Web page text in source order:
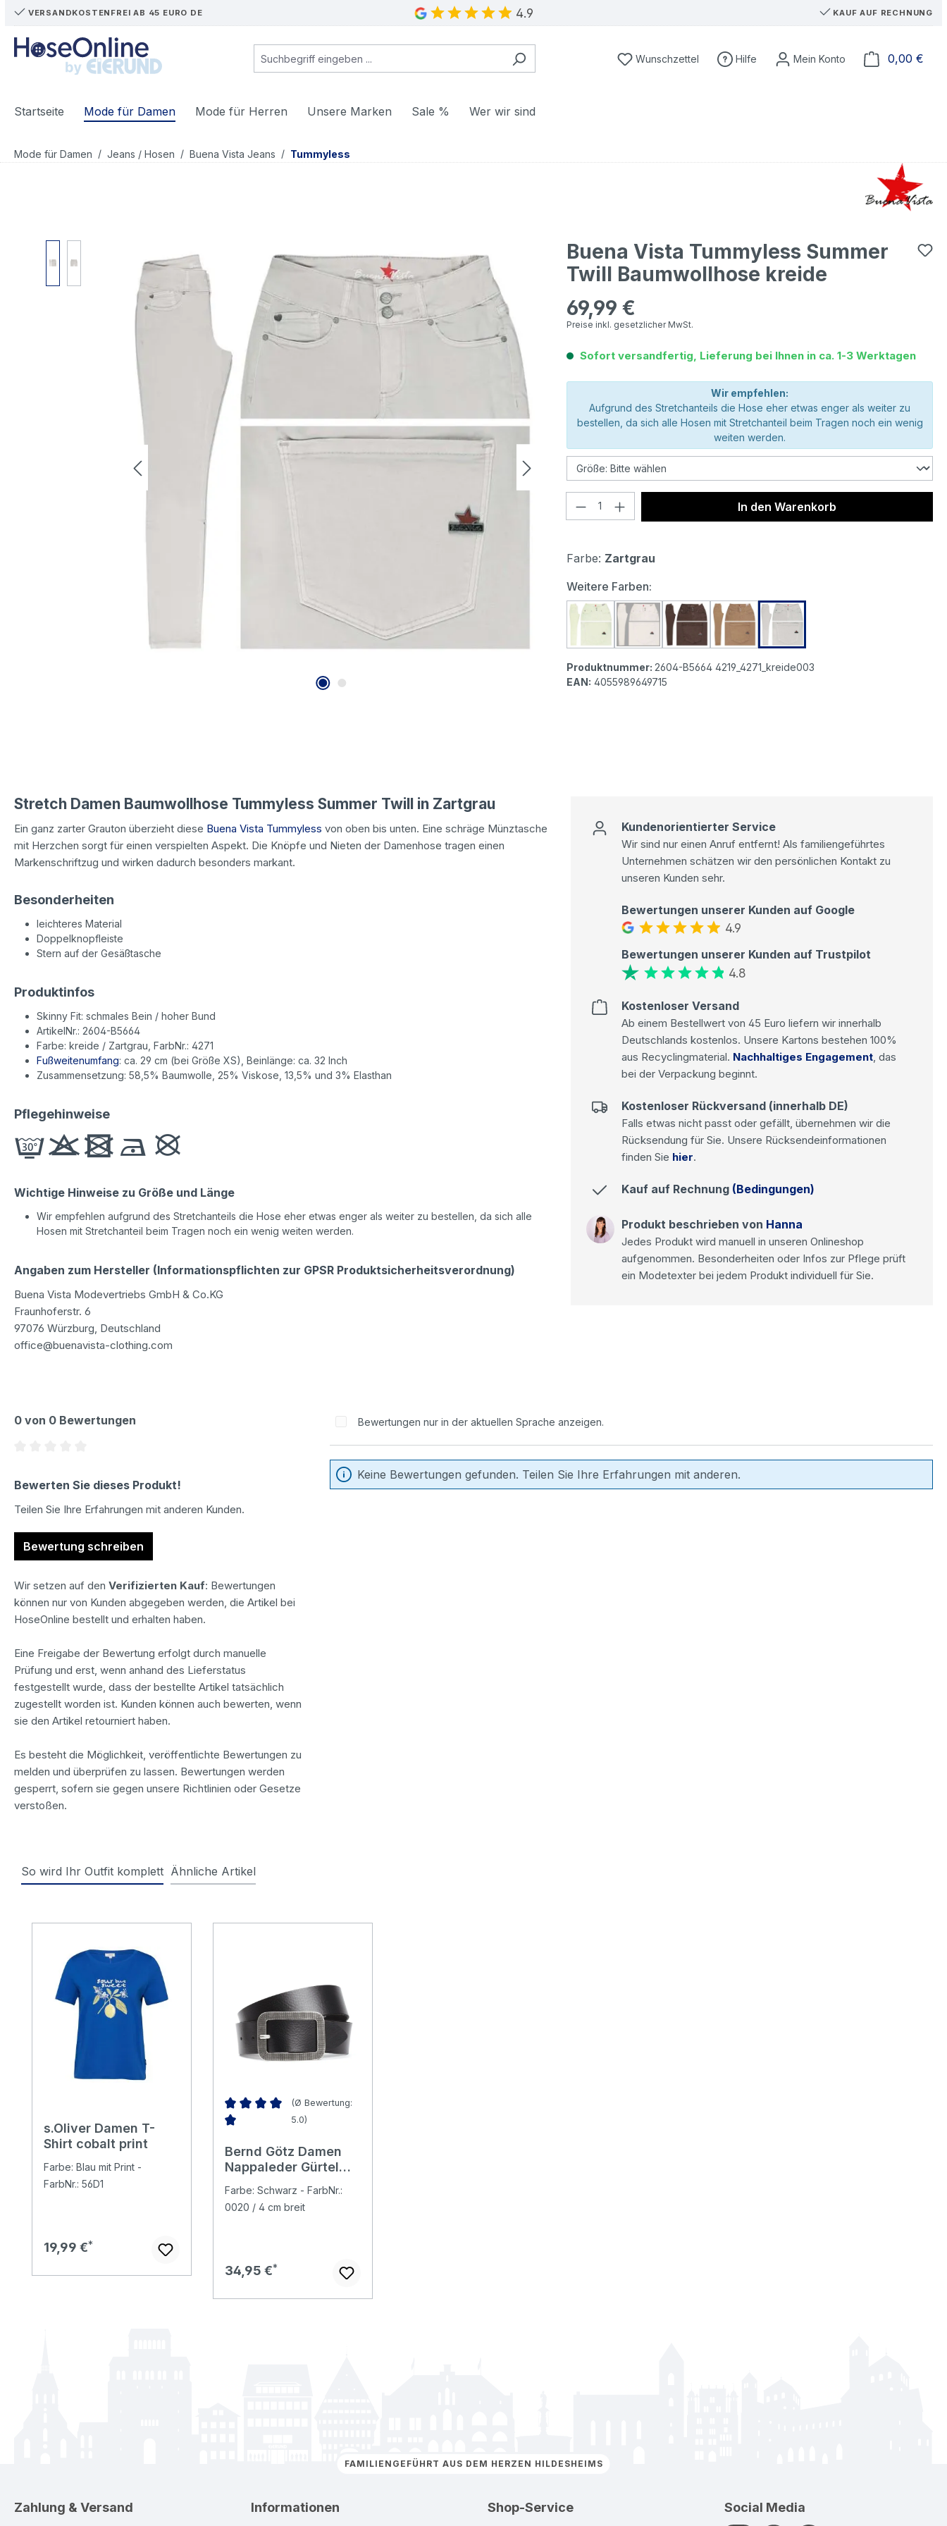
Hauptinhalt springen
Zur Suche springen
Zur Hauptnavigation springen
VERSANDKOSTENFREI AB 45 EURO DE 4.9 KAUF AUF RECHNUNG
Du hast 0 Produkte auf dem Merkzettel
Wunschzettel Hilfe 0,00 €
Startseite Mode für Damen Mode für Herren Unsere Marken Sale % Wer wir sind
Mode für Damen / Jeans / Hosen / Buena Vista Jeans / Tummyless
Buena Vista Tummyless Summer
Twill Baumwollhose kreide
Regulärer Preis:
69,99 €
Preise inkl. gesetzlicher MwSt.
Sofort versandfertig, Lieferung bei Ihnen in ca. 1-3 Werktagen
Wir empfehlen:
Aufgrund des Stretchanteils die Hose eher etwas enger als weiter zu
bestellen, da sich alle Hosen mit Stretchanteil beim Tragen noch ein wenig
weiten werden.
Produkt Anzahl: Gib den gewünschten Wert
In den Warenkorb
Farbe: Zartgrau
Weitere Farben:
Buena Vista Tummyless Summer Twill Baumwollhose buttermilk
Buena Vista Tummyless Summer Twill Baumwollhose
Buena Vista Tummyless Summer Twill
Buena Vista Tummyless Summer Twill
Buena Vista Tummyless
Produktnummer: 2604-B5664 4219_4271_kreide003
EAN: 4055989649715
Stretch Damen Baumwollhose Tummyless Summer Twill in Zartgrau
Ein ganz zarter Grauton überzieht diese Buena Vista Tummyless von oben bis unten. Eine schräge Münztasche
mit Herzchen sorgt für einen verspielten Aspekt. Die Knöpfe und Nieten der Damenhose tragen einen
Markenschriftzug und wirken dadurch besonders markant.
Besonderheiten
leichteres Material
Doppelknopfleiste
Stern auf der Gesäßtasche
Produktinfos
Skinny Fit: schmales Bein / hoher Bund
ArtikelNr.: 2604-B5664
Farbe: kreide / Zartgrau, FarbNr.: 4271
Fußweitenumfang: ca. 29 cm (bei Größe XS), Beinlänge: ca. 32 Inch
Zusammensetzung: 58,5% Baumwolle, 25% Viskose, 13,5% und 3% Elasthan
Pflegehinweise
Wichtige Hinweise zu Größe und Länge
Wir empfehlen aufgrund des Stretchanteils die Hose eher etwas enger als weiter zu bestellen, da sich alle
Hosen mit Stretchanteil beim Tragen noch ein wenig weiten werden.
Angaben zum Hersteller (Informationspflichten zur GPSR Produktsicherheitsverordnung)
Buena Vista Modevertriebs GmbH & Co.KG
Fraunhoferstr. 6
97076 Würzburg, Deutschland
office@buenavista-clothing.com
Kundenorientierter Service
Wir sind nur einen Anruf entfernt! Als familiengeführtes
Unternehmen schätzen wir den persönlichen Kontakt zu
unseren Kunden sehr.
Bewertungen unserer Kunden auf Google
4.9
Bewertungen unserer Kunden auf Trustpilot
4.8
Kostenloser Versand
Ab einem Bestellwert von 45 Euro liefern wir innerhalb
Deutschlands kostenlos. Unsere Kartons bestehen 100%
aus Recyclingmaterial. Nachhaltiges Engagement, das
bei der Verpackung beginnt.
Kostenloser Rückversand (innerhalb DE)
Falls etwas nicht passt oder gefällt, übernehmen wir die
Rücksendung für Sie. Unsere Rücksendeinformationen
finden Sie hier.
Kauf auf Rechnung (Bedingungen)
Produkt beschrieben von Hanna
Jedes Produkt wird manuell in unseren Onlineshop
aufgenommen. Besonderheiten oder Infos zur Pflege prüft
ein Modetexter bei jedem Produkt individuell für Sie.
0 von 0 Bewertungen
Bewerten Sie dieses Produkt!
Teilen Sie Ihre Erfahrungen mit anderen Kunden.
Bewertung schreiben
Wir setzen auf den Verifizierten Kauf: Bewertungen
können nur von Kunden abgegeben werden, die Artikel bei
HoseOnline bestellt und erhalten haben.
Eine Freigabe der Bewertung erfolgt durch manuelle
Prüfung und erst, wenn anhand des Lieferstatus
festgestellt wurde, dass der bestellte Artikel tatsächlich
zugestellt worden ist. Kunden können auch bewerten, wenn
sie den Artikel retourniert haben.
Es besteht die Möglichkeit, veröffentlichte Bewertungen zu
melden und überprüfen zu lassen. Bewertungen werden
gesperrt, sofern sie gegen unsere Richtlinien oder Gesetze
verstoßen.
Bewertungen nur in der aktuellen Sprache anzeigen.
Keine Bewertungen gefunden. Teilen Sie Ihre Erfahrungen mit anderen.
So wird Ihr Outfit komplett Ähnliche Artikel
s.Oliver Damen T-
Shirt cobalt print
Farbe: Blau mit Print -
FarbNr.: 56D1
Regulärer Preis:
19,99 €
(Ø Bewertung:
5.0)
Bernd Götz Damen
Nappaleder Gürtel
Farbe: Schwarz - FarbNr.:
0020 / 4 cm breit
Regulärer Preis:
34,95 €
FAMILIENGEFÜHRT AUS DEM HERZEN HILDESHEIMS
Zahlung & Versand Informationen Shop-Service Social Media